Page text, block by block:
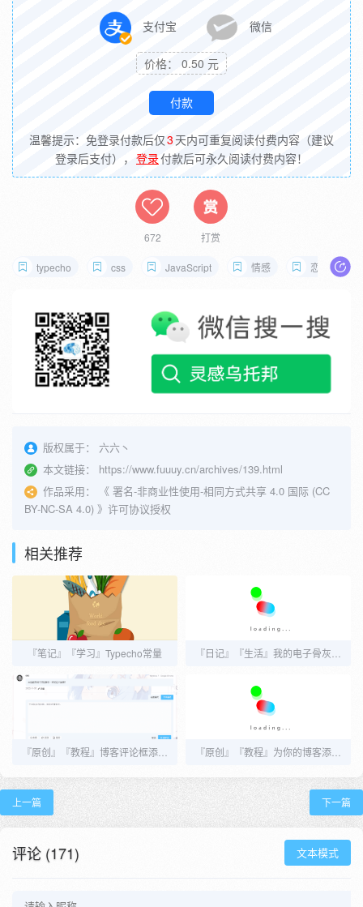
支付宝 微信
价格： 0.50 元
温馨提示：免登录付款后仅3 天内可重复阅读付费内容（建议
登录后支付）， 登录付款后可永久阅读付费内容！
672 打赏
typecho css JavaScript 情感 恋爱计时
版权属于：
六六丶
本文链接：
https://www.fuuuy.cn/archives/139.html
作品采用：
《 署名-非商业性使用-相同方式共享 4.0 国际 (CC
BY-NC-SA 4.0) 》许可协议授权
相关推荐
『笔记』『学习』Typecho常量
上一篇 下一篇
评论 (171) 文本模式